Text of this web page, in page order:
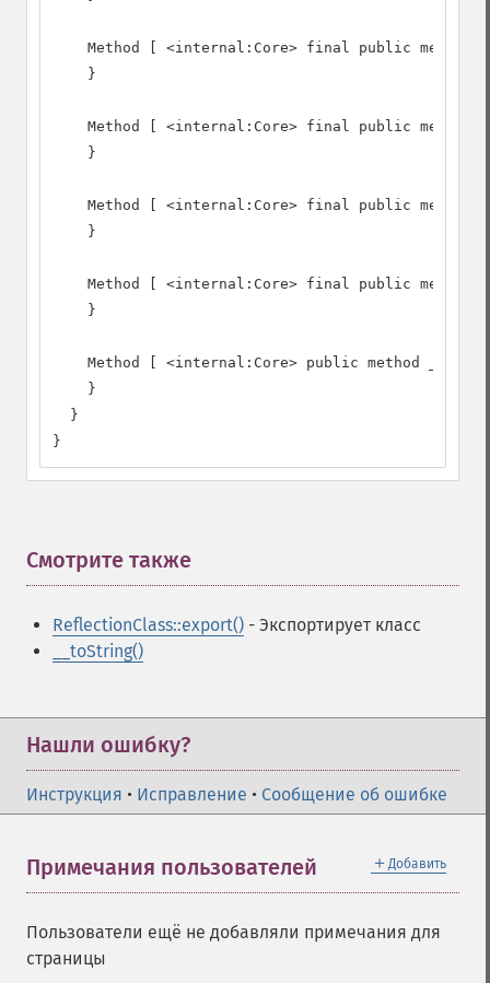
Method [ <internal:Core> final public method
    }
Method [ <internal:Core> final public method
    }
Method [ <internal:Core> final public method
    }
Method [ <internal:Core> final public method
    }
Method [ <internal:Core> public method
    }
  }
}
Смотрите также
ReflectionClass::export() - Экспортирует класс
__toString()
Нашли ошибку?
Инструкция • Исправление • Сообщение об ошибке
＋ Добавить
Примечания пользователей
Пользователи ещё не добавляли примечания для
страницы